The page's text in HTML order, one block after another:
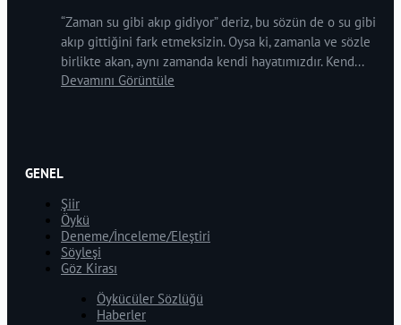
“Zaman su gibi akıp gidiyor” deriz, bu sözün de o su gibi
akıp gittiğini fark etmeksizin. Oysa ki, zamanla ve sözle
birlikte akan, aynı zamanda kendi hayatımızdır. Kend...
Devamını Görüntüle
GENEL
Şiir
Öykü
Deneme/İnceleme/Eleştiri
Söyleşi
Göz Kirası
Öykücüler Sözlüğü
Haberler